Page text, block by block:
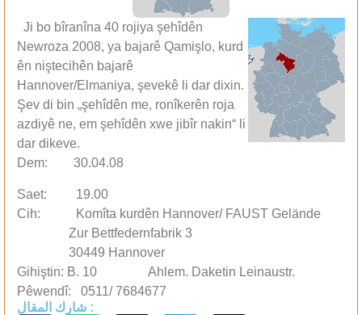
Ji bo bîranîna 40 rojiya şehîdên
Newroza 2008, ya bajarê Qamişlo, kurd
ên niştecihên bajarê
Hannover/Elmaniya, şevekê li dar dixin.
Şev di bin „şehîdên me, ronîkerên roja
azdiyê ne, em şehîdên xwe jibîr nakin“ li
dar dikeve.
Dem: 30.04.08
Saet: 19.00
Cih: Komîta kurdên Hannover/ FAUST Gelände
Zur Bettfedernfabrik 3
30449 Hannover
Gihiştin: B. 10 Ahlem. Daketin Leinaustr.
Pêwendî: 0511/ 7684677
شارك المقال :